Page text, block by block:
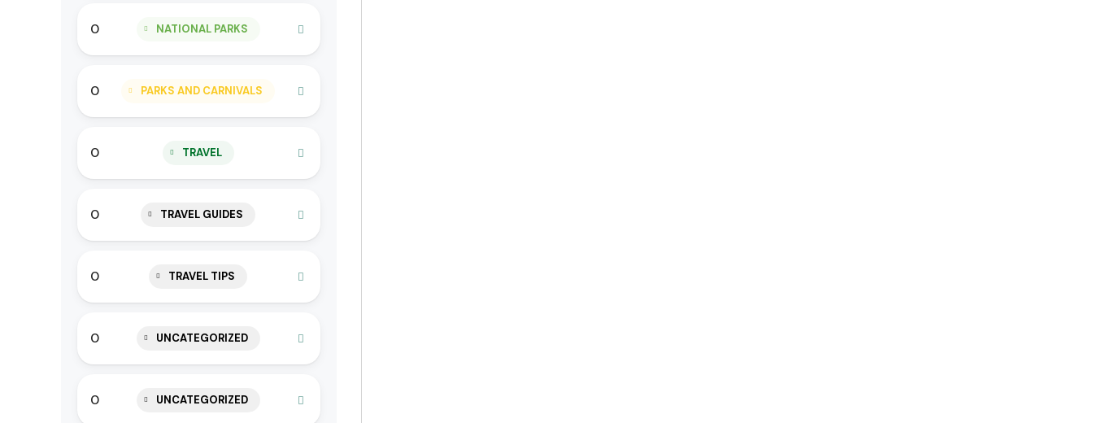
NATIONAL PARKS
0
PARKS AND CARNIVALS
0
TRAVEL
0
TRAVEL GUIDES
0
TRAVEL TIPS
0
UNCATEGORIZED
0
UNCATEGORIZED
0